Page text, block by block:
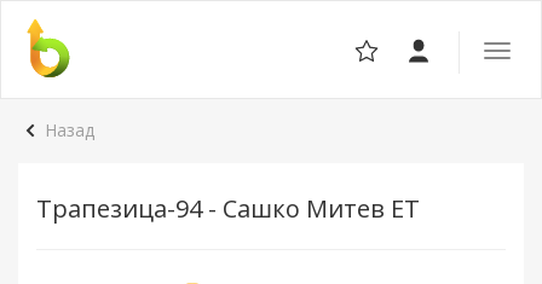
Назад
Трапезица-94 - Сашко Митев ЕТ